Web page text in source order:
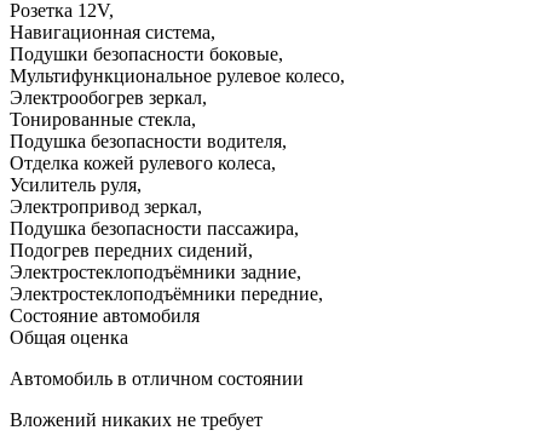
Розетка 12V,
Навигационная система,
Подушки безопасности боковые,
Мультифункциональное рулевое колесо,
Электрообогрев зеркал,
Тонированные стекла,
Подушка безопасности водителя,
Отделка кожей рулевого колеса,
Усилитель руля,
Электропривод зеркал,
Подушка безопасности пассажира,
Подогрев передних сидений,
Электростеклоподъёмники задние,
Электростеклоподъёмники передние,
Состояние автомобиля
Общая оценка
Автомобиль в отличном состоянии
Вложений никаких не требует